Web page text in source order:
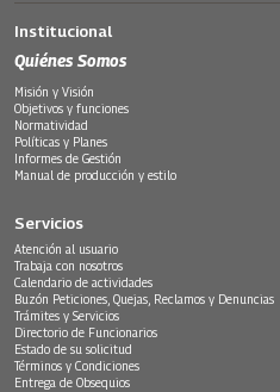
Institucional
Quiénes Somos
Misión y Visión
Objetivos y funciones
Normatividad
Políticas y Planes
Informes de Gestión
Manual de producción y estilo
Servicios
Atención al usuario
Trabaja con nosotros
Calendario de actividades
Buzón Peticiones, Quejas, Reclamos y Denuncias
Trámites y Servicios
Directorio de Funcionarios
Estado de su solicitud
Términos y Condiciones
Entrega de Obsequios